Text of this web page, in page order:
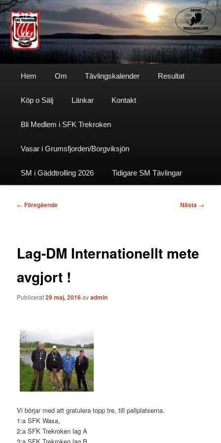
Hoppa
till
primärt
innehållSfktrekroken
Hem Om Tävlingskalender Resultat
Köp o Sälj Länkar Kontakt
Bli Medlem i SFK Trekroken
Vasar i Grumsfjorden/Borgviksjön
SM i Gäddtrolling 2026 Tidigare SM Tävlingar
Inläggsnavigering
← Föregående Nästa →
Lag-DM Internationellt mete
avgjort !
Publicerat29 maj, 2016avadmin
Vi börjar med att gratulera topp tre, till pallplatserna.
1:a SFK Wasa,
2:a SFK Trekroken lag A